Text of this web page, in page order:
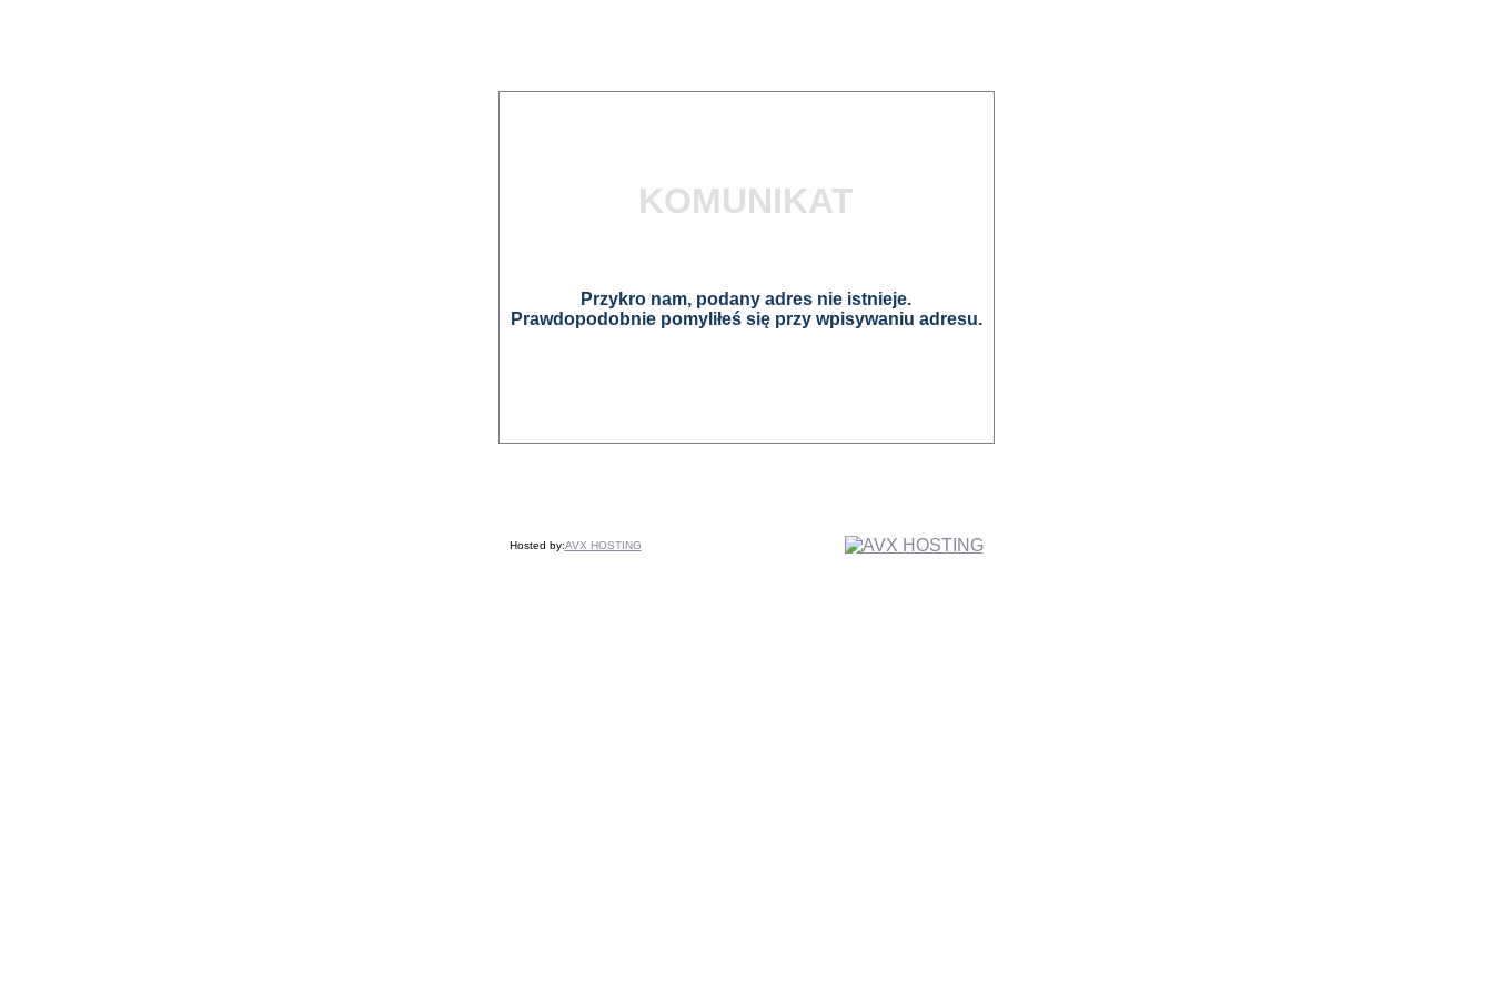
KOMUNIKAT
Przykro nam, podany adres nie istnieje.
Prawdopodobnie pomyliłeś się przy wpisywaniu adresu.
Hosted by:AVX HOSTING